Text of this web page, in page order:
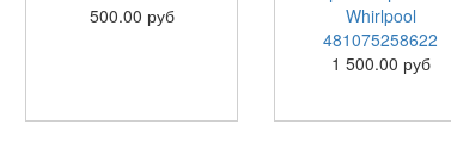
500.00 руб
Whirlpool
481075258622
1 500.00 руб